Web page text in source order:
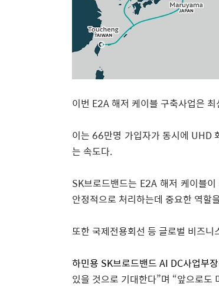
이번 E2A해저 케이블 구축사업은
이는 66만명 가입자가 동시에 UHD
는 속도다.
SK브로드밴드는 E2A 해저 케이블이
안정적으로 처리하는데 중요한 역할
또한 국제전용회선 등 글로벌 비즈니
하민용 SK브로드밴드 AI DC사업부
있을 것으로 기대한다”며 “앞으로도